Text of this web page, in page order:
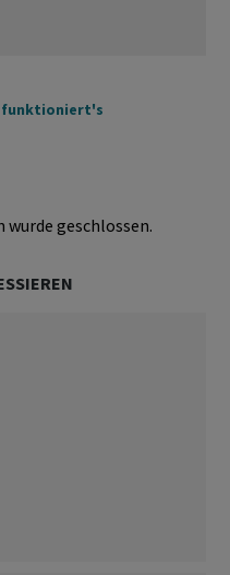
funktioniert's
geschlossen.